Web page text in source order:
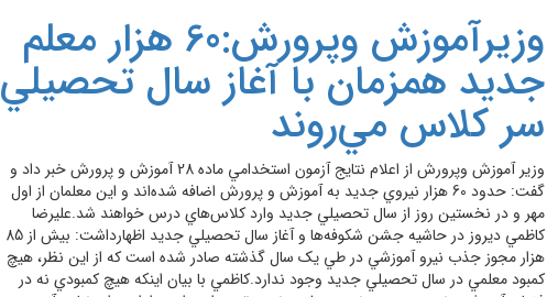
وزيرآموزش وپرورش:60 هزار معلم
جديد همزمان با آغاز سال تحصيلي
سر کلاس مي‌روند
وزير آموزش وپرورش از اعلام نتايج آزمون استخدامي ماده 28 آموزش و پرورش خبر داد و
گفت: حدود 60 هزار نيروي جديد به آموزش و پرورش اضافه شده‌اند و اين معلمان از اول
مهر و در نخستين روز از سال تحصيلي جديد وارد کلاس‌هاي درس خواهند شد.عليرضا
کاظمي ديروز در حاشيه جشن شکوفه‌ها و آغاز سال تحصيلي جديد اظهارداشت: بيش از 85
هزار مجوز جذب نيرو آموزشي در طي يک سال گذشته صادر شده است که از اين نظر، هيچ
کمبود معلمي در سال تحصيلي جديد وجود ندارد.کاظمي با بيان اينکه هيچ کمبودي نه در